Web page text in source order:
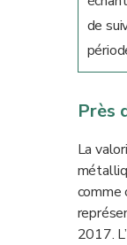
de
Près
La
comme
2017.